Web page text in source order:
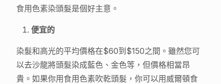
食用色素染頭髮是個好主意。
便宜的
染髮和高光的平均價格在$60到$150之間。雖然您可
以去沙龍將頭髮染成藍色、金色等，但價格相當昂
貴。如果你用食用色素吹乾頭髮，你可以用威爾頓食